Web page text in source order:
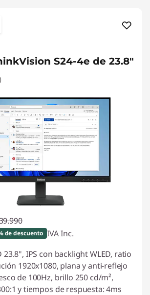
S24-4e de 23.8"
de descuento IVA Inc.
:-$100.000
23.8", IPS con backlight WLED, ratio
1920x1080, plana y anti-reflejo
de 100Hz, brillo 250 cd/m²,
y tiempos de respuesta: 4ms